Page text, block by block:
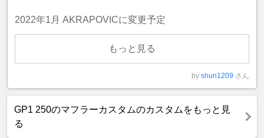
2022年1月 AKRAPOVICに変更予定
もっと見る
by shun1209 さん
GP1 250のマフラーカスタムのカスタムをもっと見
る